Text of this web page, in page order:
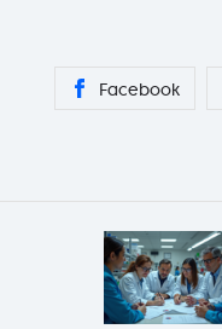
Facebook